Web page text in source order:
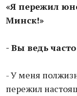
«Я пережил
Минск!»
- Вы ведь
- У меня
пережил